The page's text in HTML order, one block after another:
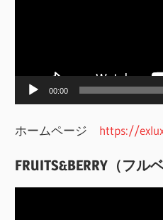
ー
00:00
ホームページ https://
FRUITS&BERRY（フル